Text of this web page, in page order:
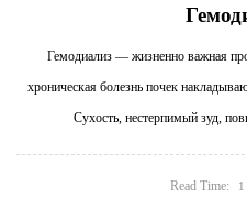
Гемодиализ — жизненно важная
хроническая болезнь почек
Сухость, нестерпимый зуд,
Read Time: 1